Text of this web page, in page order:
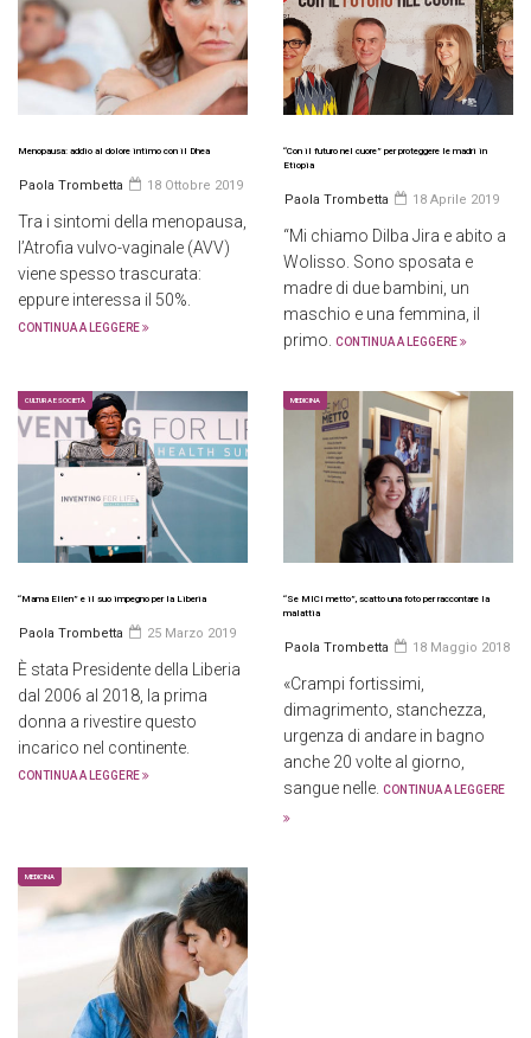
Menopausa: addio al dolore intimo con il Dhea
Paola Trombetta 18 Ottobre 2019
Tra i sintomi della menopausa,
l’Atrofia vulvo-vaginale (AVV)
viene spesso trascurata:
eppure interessa il 50%.
CONTINUA A LEGGERE
“Con il futuro nel cuore” per proteggere le madri in
Etiopia
Paola Trombetta 18 Aprile 2019
“Mi chiamo Dilba Jira e abito a
Wolisso. Sono sposata e
madre di due bambini, un
maschio e una femmina, il
primo.
CONTINUA A LEGGERE
CULTURA E SOCIETÀ
“Mama Ellen” e il suo impegno per la Liberia
Paola Trombetta 25 Marzo 2019
È stata Presidente della Liberia
dal 2006 al 2018, la prima
donna a rivestire questo
incarico nel continente.
CONTINUA A LEGGERE
MEDICINA
“Se MICI metto”, scatto una foto per raccontare la
malattia
Paola Trombetta 18 Maggio 2018
«Crampi fortissimi,
dimagrimento, stanchezza,
urgenza di andare in bagno
anche 20 volte al giorno,
sangue nelle. CONTINUA A LEGGERE
MEDICINA